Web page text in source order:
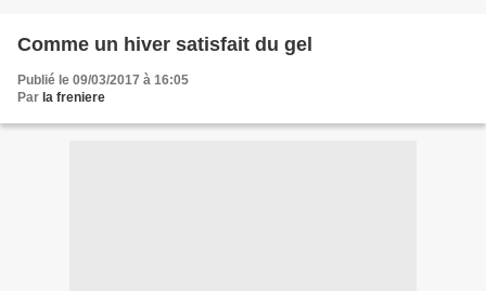
Comme un hiver satisfait du gel
Publié le 09/03/2017 à 16:05
Par la freniere